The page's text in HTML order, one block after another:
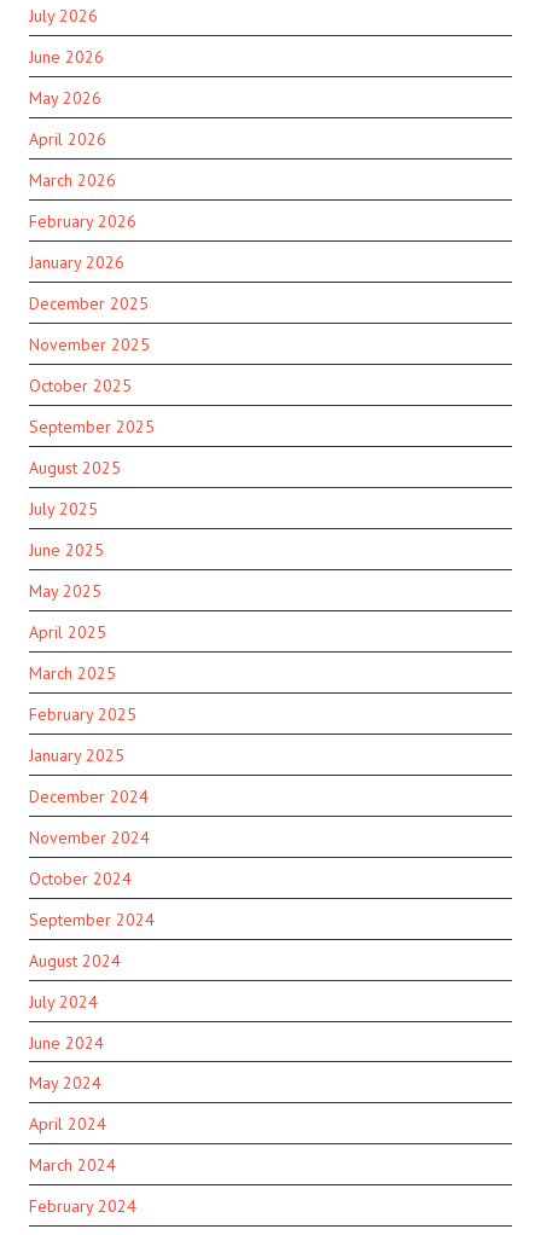
July 2026
June 2026
May 2026
April 2026
March 2026
February 2026
January 2026
December 2025
November 2025
October 2025
September 2025
August 2025
July 2025
June 2025
May 2025
April 2025
March 2025
February 2025
January 2025
December 2024
November 2024
October 2024
September 2024
August 2024
July 2024
June 2024
May 2024
April 2024
March 2024
February 2024